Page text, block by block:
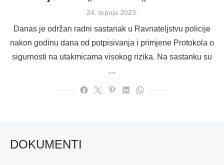
Posted
24. srpnja 2023.
Danas je održan radni sastanak u Ravnateljstvu policije
nakon godinu dana od potpisivanja i primjene Protokola o
sigurnosti na utakmicama visokog rizika. Na sastanku su
…
DOKUMENTI